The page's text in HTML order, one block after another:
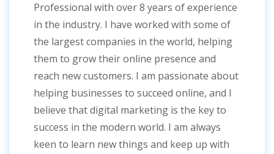
Professional with over 8 years of experience
in the industry. I have worked with some of
the largest companies in the world, helping
them to grow their online presence and
reach new customers. I am passionate about
helping businesses to succeed online, and I
believe that digital marketing is the key to
success in the modern world. I am always
keen to learn new things and keep up with